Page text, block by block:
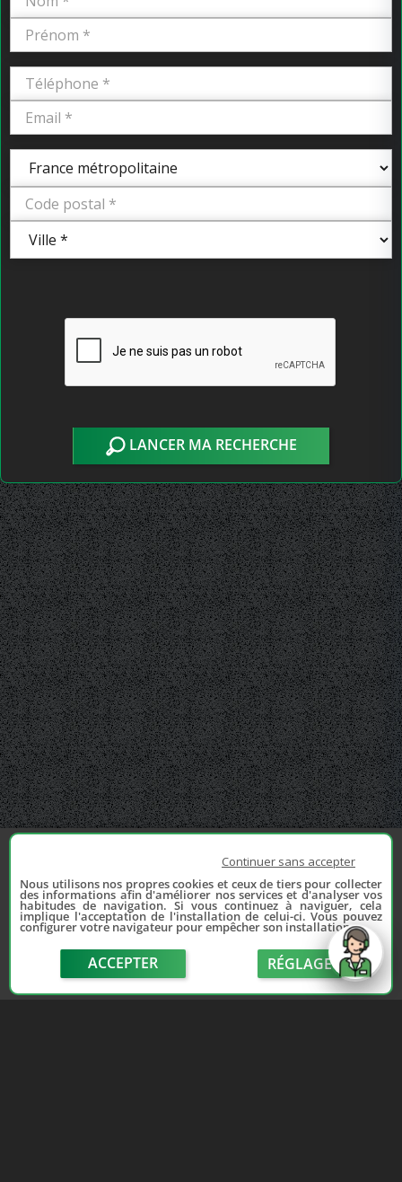
LANCER MA RECHERCHE
Continuer sans accepter
Nous utilisons nos propres cookies et ceux de tiers pour collecter
des informations afin d'améliorer nos services et d'analyser vos
habitudes de navigation. Si vous continuez à naviguer, cela
implique l'acceptation de l'installation de celui-ci. Vous pouvez
configurer votre navigateur pour empêcher son installation.
ACCEPTER RÉGLAGE